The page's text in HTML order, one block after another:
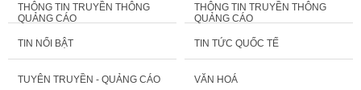
THÔNG TIN TRUYỀN THÔNG
QUẢNG CÁO
THÔNG TIN TRUYỀN THÔNG
QUẢNG CÁO
TIN NỔI BẬT TIN TỨC QUỐC TẾ
TUYÊN TRUYỀN - QUẢNG CÁO VĂN HOÁ